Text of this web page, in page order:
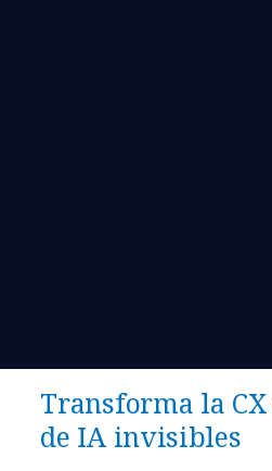
Transforma la CX
de IA invisibles